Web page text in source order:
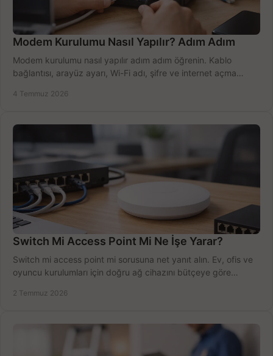
Modem Kurulumu Nasıl Yapılır? Adım Adım
Modem kurulumu nasıl yapılır adım adım öğrenin. Kablo
bağlantısı, arayüz ayarı, Wi-Fi adı, şifre ve internet açma
4 Temmuz 2026
Switch Mi Access Point Mi Ne İşe Yarar?
Switch mi access point mi sorusuna net yanıt alın. Ev, ofis ve
oyuncu kurulumları için doğru ağ cihazını bütçeye göre
2 Temmuz 2026